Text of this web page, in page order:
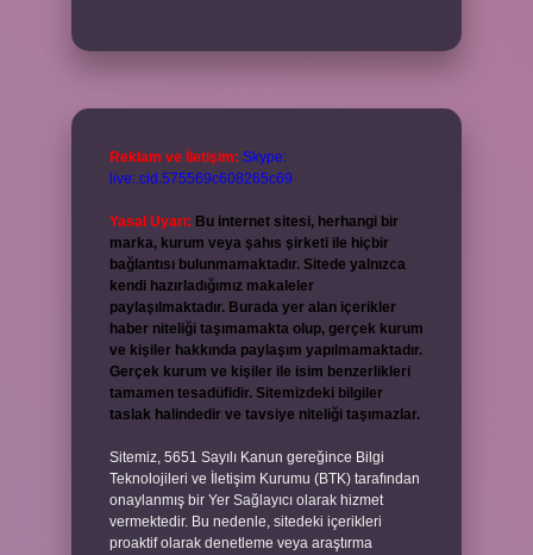
Reklam ve İletişim: Skype:
live:.cid.575569c608265c69
Yasal Uyarı: Bu internet sitesi, herhangi bir
marka, kurum veya şahıs şirketi ile hiçbir
bağlantısı bulunmamaktadır. Sitede yalnızca
kendi hazırladığımız makaleler
paylaşılmaktadır. Burada yer alan içerikler
haber niteliği taşımamakta olup, gerçek kurum
ve kişiler hakkında paylaşım yapılmamaktadır.
Gerçek kurum ve kişiler ile isim benzerlikleri
tamamen tesadüfidir. Sitemizdeki bilgiler
taslak halindedir ve tavsiye niteliği taşımazlar.
Sitemiz, 5651 Sayılı Kanun gereğince Bilgi
Teknolojileri ve İletişim Kurumu (BTK) tarafından
onaylanmış bir Yer Sağlayıcı olarak hizmet
vermektedir. Bu nedenle, sitedeki içerikleri
proaktif olarak denetleme veya araştırma